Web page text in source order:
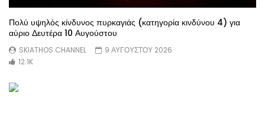
Πολύ υψηλός κίνδυνος πυρκαγιάς (κατηγορία κινδύνου 4) για
αύριο Δευτέρα 10 Αυγούστου
SKIATHOS CHANNEL
9 ΑΥΓΟΥΣΤΟΥ 2026
12.1K